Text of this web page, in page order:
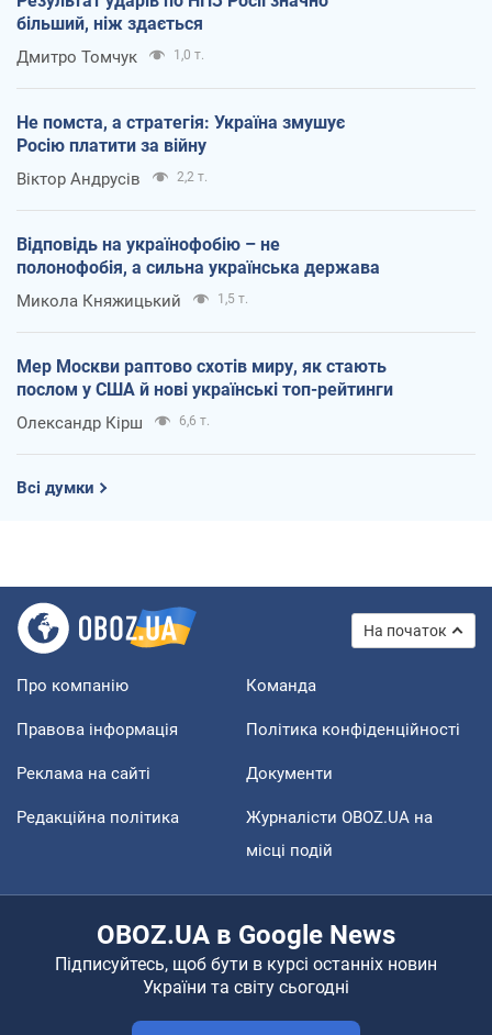
більший, ніж здається
Дмитро Томчук 1,0 т.
Не помста, а стратегія: Україна змушує
Росію платити за війну
Віктор Андрусів 2,2 т.
Відповідь на українофобію – не
полонофобія, а сильна українська держава
Микола Княжицький 1,5 т.
Мер Москви раптово схотів миру, як стають
послом у США й нові українські топ-рейтинги
Олександр Кірш 6,6 т.
Всі думки
На початок
Про компанію Команда
Правова інформація Політика конфіденційності
Реклама на сайті Документи
Редакційна політика
Журналісти OBOZ.UA на
місці подій
OBOZ.UA в Google News
Підписуйтесь, щоб бути в курсі останніх новин
України та світу сьогодні